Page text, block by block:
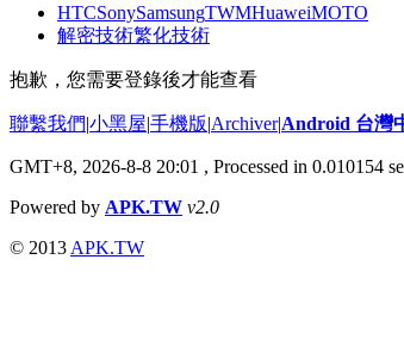
HTCSonySamsungTWMHuaweiMOTO
解密技術繁化技術
抱歉，您需要登錄後才能查看
聯繫我們|小黑屋|手機版|Archiver|Android 台灣
GMT+8, 2026-8-8 20:01 , Processed in 0.010154
Powered by APK.TW v2.0
© 2013 APK.TW